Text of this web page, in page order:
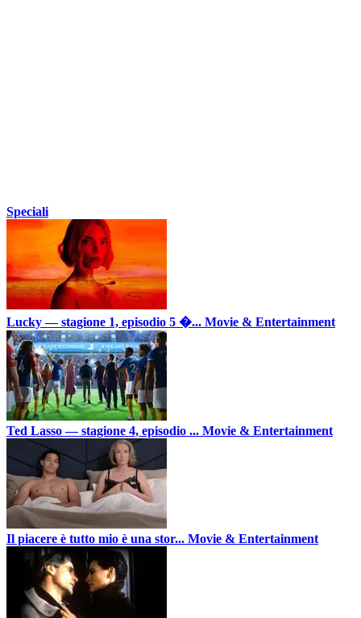
Speciali
Lucky — stagione 1, episodio 5 �... Movie & Entertainment
Ted Lasso — stagione 4, episodio ... Movie & Entertainment
Il piacere è tutto mio è una stor... Movie & Entertainment